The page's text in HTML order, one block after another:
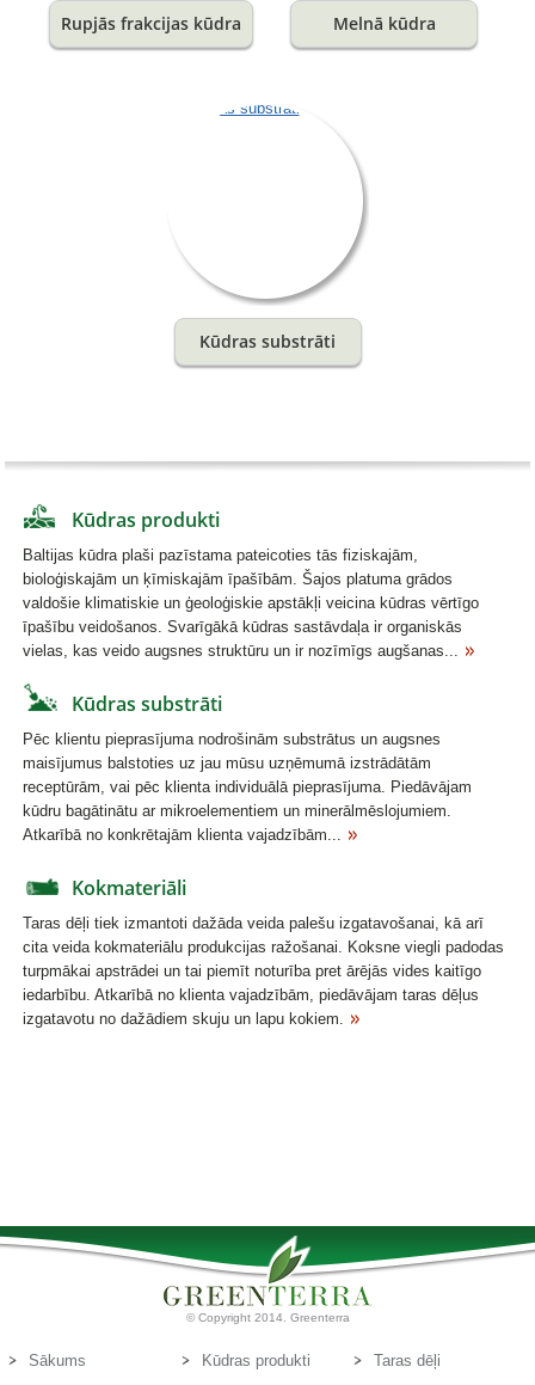
Rupjās frakcijas kūdra Melnā kūdra
Kūdras substrāti
Kūdras produkti
Baltijas kūdra plaši pazīstama pateicoties tās fiziskajām,
bioloģiskajām un ķīmiskajām īpašībām. Šajos platuma grādos
valdošie klimatiskie un ģeoloģiskie apstākļi veicina kūdras vērtīgo
īpašību veidošanos. Svarīgākā kūdras sastāvdaļa ir organiskās
vielas, kas veido augsnes struktūru un ir nozīmīgs augšanas...
Kūdras substrāti
Pēc klientu pieprasījuma nodrošinām substrātus un augsnes
maisījumus balstoties uz jau mūsu uzņēmumā izstrādātām
receptūrām, vai pēc klienta individuālā pieprasījuma. Piedāvājam
kūdru bagātinātu ar mikroelementiem un minerālmēslojumiem.
Atkarībā no konkrētajām klienta vajadzībām...
Kokmateriāli
Taras dēļi tiek izmantoti dažāda veida palešu izgatavošanai, kā arī
cita veida kokmateriālu produkcijas ražošanai. Koksne viegli padodas
turpmākai apstrādei un tai piemīt noturība pret ārējās vides kaitīgo
iedarbību. Atkarībā no klienta vajadzībām, piedāvājam taras dēļus
izgatavotu no dažādiem skuju un lapu kokiem.
© Copyright 2014. Greenterra
Sākums Kūdras produkti
Taras dēļi